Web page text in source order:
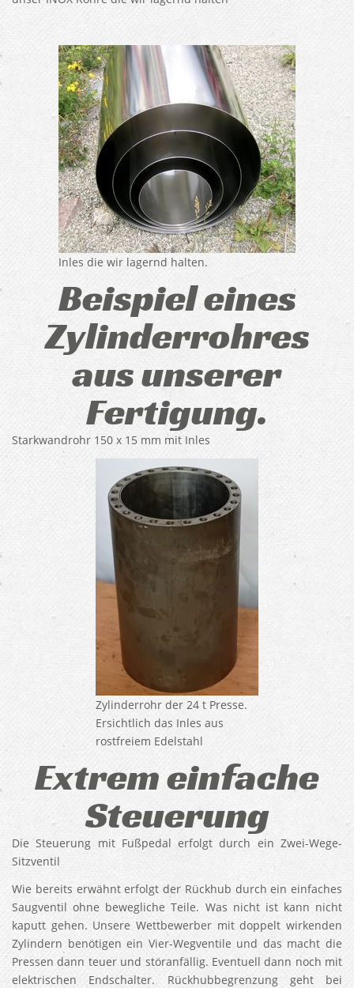
Inles die wir lagernd halten.
Beispiel eines
Zylinderrohres
aus unserer
Fertigung.
Starkwandrohr 150 x 15 mm mit Inles
Zylinderrohr der 24 t Presse.
Ersichtlich das Inles aus
rostfreiem Edelstahl
Extrem einfache
Steuerung
Die Steuerung mit Fußpedal erfolgt durch ein Zwei-Wege-
Sitzventil
Wie bereits erwähnt erfolgt der Rückhub durch ein einfaches
Saugventil ohne bewegliche Teile. Was nicht ist kann nicht
kaputt gehen. Unsere Wettbewerber mit doppelt wirkenden
Zylindern benötigen ein Vier-Wegventile und das macht die
Pressen dann teuer und störanfällig. Eventuell dann noch mit
elektrischen Endschalter. Rückhubbegrenzung geht bei